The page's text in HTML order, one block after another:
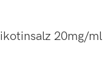
20mg/ml